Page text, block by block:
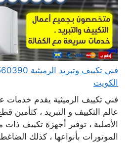
الكويت
فني تكييف الرميثية يقدم
عالم التكييف و التبريد ، كتأمين
الأصلية ، توفير أجهزة تكييف ذات
الموتورات بأنواعها ، كذلك